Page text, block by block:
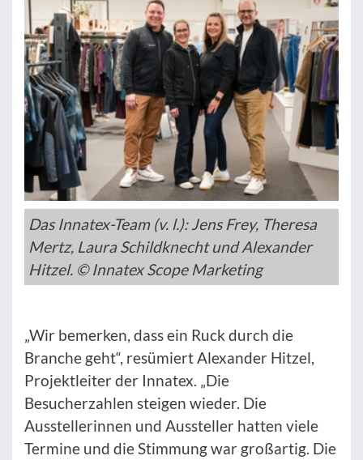
Das Innatex-Team (v. l.): Jens Frey, Theresa
Mertz, Laura Schildknecht und Alexander
Hitzel. © Innatex Scope Marketing
„Wir bemerken, dass ein Ruck durch die
Branche geht“, resümiert Alexander Hitzel,
Projektleiter der Innatex. „Die
Besucherzahlen steigen wieder. Die
Ausstellerinnen und Aussteller hatten viele
Termine und die Stimmung war großartig. Die